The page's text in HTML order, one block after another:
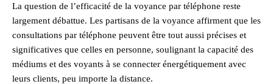
La question de l’efficacité de la voyance par téléphone reste
largement débattue. Les partisans de la voyance affirment que les
consultations par téléphone peuvent être tout aussi précises et
significatives que celles en personne, soulignant la capacité des
médiums et des voyants à se connecter énergétiquement avec
leurs clients, peu importe la distance.